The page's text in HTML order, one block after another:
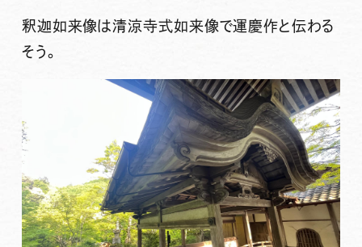
釈迦如来像は清涼寺式如来像で運慶作と伝わる
そう。